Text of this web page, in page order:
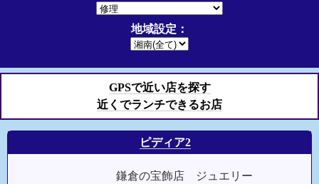
地域設定：
GPSで近い店を探す
近くでランチできるお店
ピディア2
鎌倉の宝飾店 ジュエリー